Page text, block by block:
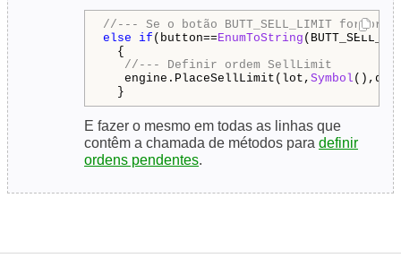
//--- Se o botão BUTT_SELL_LIMIT for
else
if (button==EnumToString
{
//--- Definir ordem SellLimit
engine.PlaceSellLimit(lot, Symbol
E fazer o mesmo em todas as linhas que
contêm a chamada de métodos para definir
ordens pendentes.